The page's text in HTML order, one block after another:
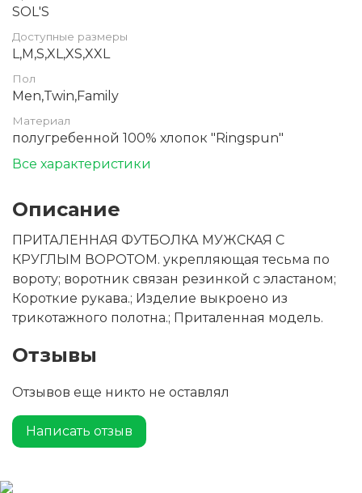
SOL'S
Доступные размеры
L,M,S,XL,XS,XXL
Пол
Men,Twin,Family
Материал
полугребенной 100% хлопок "Ringspun"
Все характеристики
Описание
ПРИТАЛЕННАЯ ФУТБОЛКА МУЖСКАЯ С
КРУГЛЫМ ВОРОТОМ. укрепляющая тесьма по
вороту; воротник связан резинкой с эластаном;
Короткие рукава.; Изделие выкроено из
трикотажного полотна.; Приталенная модель.
Отзывы
Отзывов еще никто не оставлял
Написать отзыв